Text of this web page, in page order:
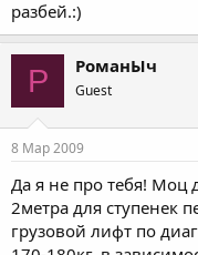
разбей.:)
Р РоманЫч
Guest
8 Мар 2009
Да я не про тебя! Моц
2метра для ступенек
грузовой лифт по